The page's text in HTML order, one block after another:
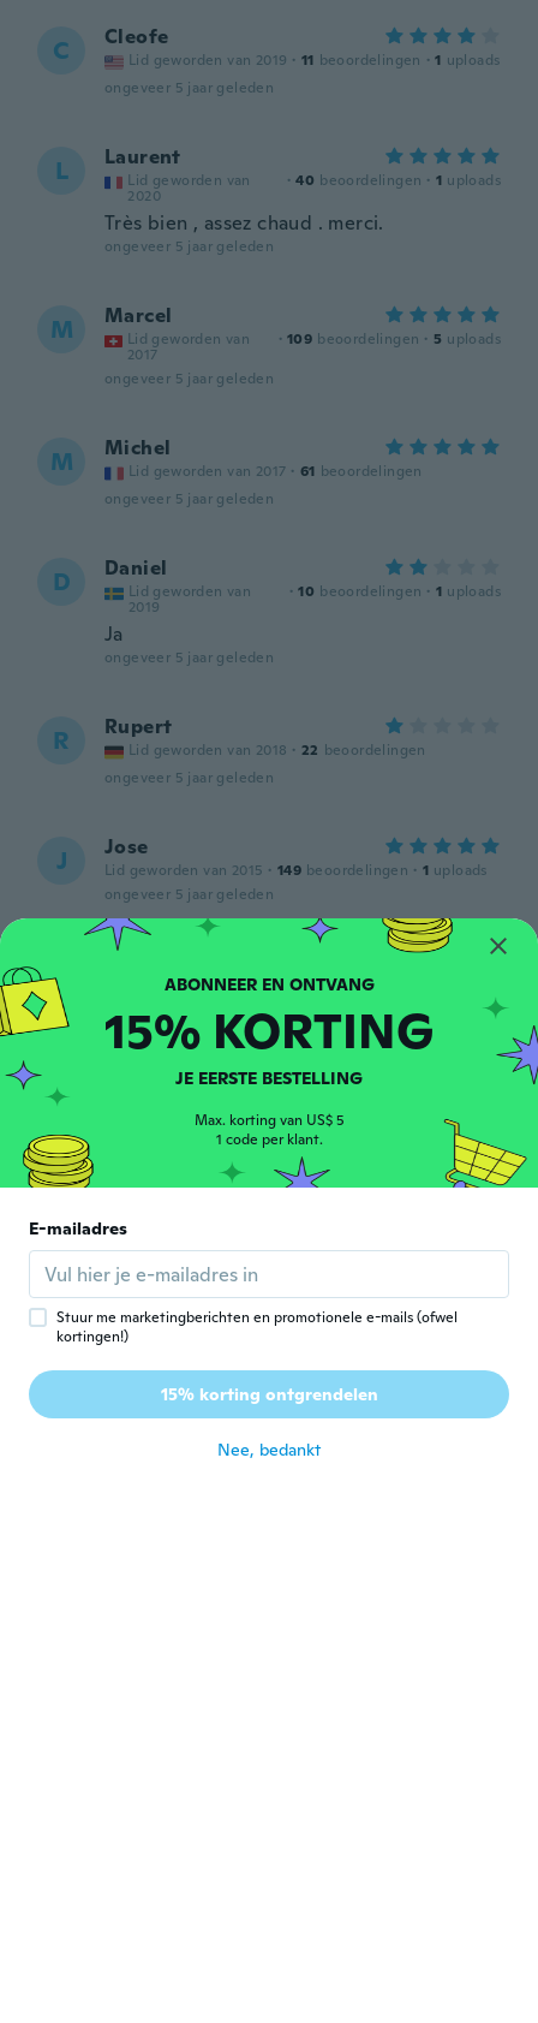
C Cleofe
Lid geworden van 2019 · 11 beoordelingen · 1 uploads
ongeveer 5 jaar geleden
L Laurent
Lid geworden van
2020
· 40 beoordelingen · 1 uploads
Très bien , assez chaud . merci.
ongeveer 5 jaar geleden
M Marcel
Lid geworden van
2017
· 109 beoordelingen · 5 uploads
ongeveer 5 jaar geleden
M Michel
Lid geworden van 2017 · 61 beoordelingen
ongeveer 5 jaar geleden
D Daniel
Lid geworden van
2019
· 10 beoordelingen · 1 uploads
Ja
ongeveer 5 jaar geleden
R Rupert
Lid geworden van 2018 · 22 beoordelingen
ongeveer 5 jaar geleden
J Jose
Lid geworden van 2015 · 149 beoordelingen · 1 uploads
ongeveer 5 jaar geleden
A Lid geworden van 2020 · 58 beoordelingen
ongeveer 5 jaar geleden
J
ongeveer 5 jaar geleden
嘉 Lid geworden van 2020
思っていたより薄く短かったです。残念
ongeveer 5 jaar geleden
Norka
Lid geworden van 2015 · 8 beoordelingen
ongeveer 6 jaar geleden
ABONNEER EN ONTVANG
15% KORTING
JE EERSTE BESTELLING
Max. korting van US$ 5
1 code per klant.
E-mailadres
Stuur me marketingberichten en promotionele e-mails (ofwel
kortingen!)
15% korting ontgrendelen
Nee, bedankt